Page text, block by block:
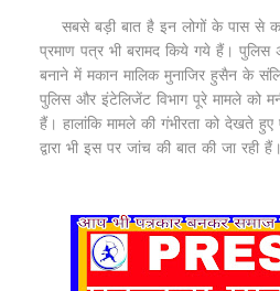
सबसे बड़ी बात है इन लोगों के पास से
प्रमाण पत्र भी बरामद किये गये हैं। पुलिस
बनाने में मकान मालिक मुनाजिर हुसैन के
पुलिस और इंटेलिजेंट विभाग पूरे मामले को
हैं। हालांकि मामले की गंभीरता को देखते
द्वारा भी इस पर जांच की बात की जा रही हैं।